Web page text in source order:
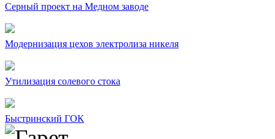
Серный проект на Медном заводе
Модернизация цехов электролиза никеля
Утилизация солевого стока
Быстринский ГОК